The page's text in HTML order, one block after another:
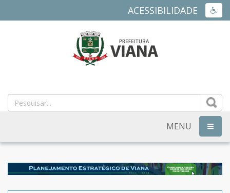
ACESSIBILIDADE
MUNICIPAL
DE
VIANA
ES
MENU